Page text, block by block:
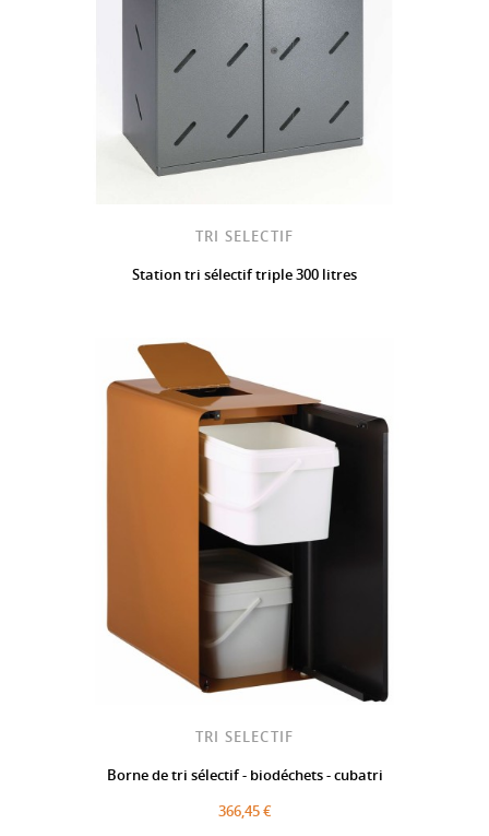
TRI SELECTIF
Station tri sélectif triple 300 litres
TRI SELECTIF
Borne de tri sélectif - biodéchets - cubatri
366,45 €